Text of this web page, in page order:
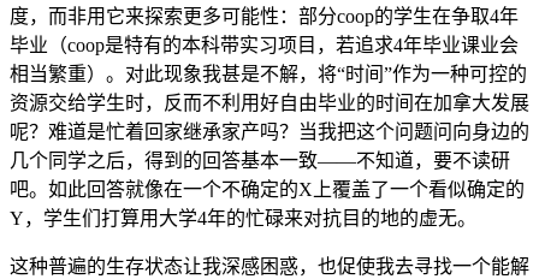
度，而非用它来探索更多可能性：部分coop的学生在争取4年
毕业（coop是特有的本科带实习项目，若追求4年毕业课业会
相当繁重）。对此现象我甚是不解，将“时间”作为一种可控的
资源交给学生时，反而不利用好自由毕业的时间在加拿大发展
呢？难道是忙着回家继承家产吗？当我把这个问题问向身边的
几个同学之后，得到的回答基本一致——不知道，要不读研
吧。如此回答就像在一个不确定的X上覆盖了一个看似确定的
Y，学生们打算用大学4年的忙碌来对抗目的地的虚无。
这种普遍的生存状态让我深感困惑，也促使我去寻找一个能解